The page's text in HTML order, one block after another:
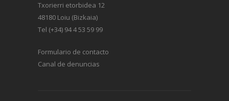
Txorierri etorbidea 12
48180 Loiu (Bizkaia)
Tel (+34) 94 4 53 59 99
Formulario de contacto
Canal de denuncias